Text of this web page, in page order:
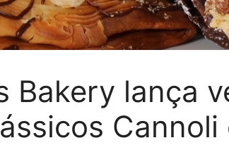
Bakery lança
Cannoli